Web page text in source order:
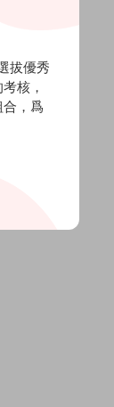
拔優秀
核，
，爲